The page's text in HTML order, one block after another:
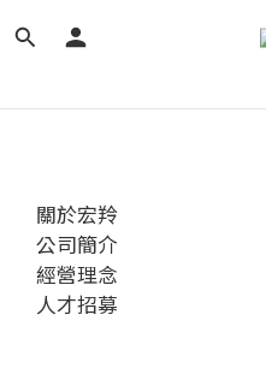
關於宏羚
公司簡介
經營理念
人才招募